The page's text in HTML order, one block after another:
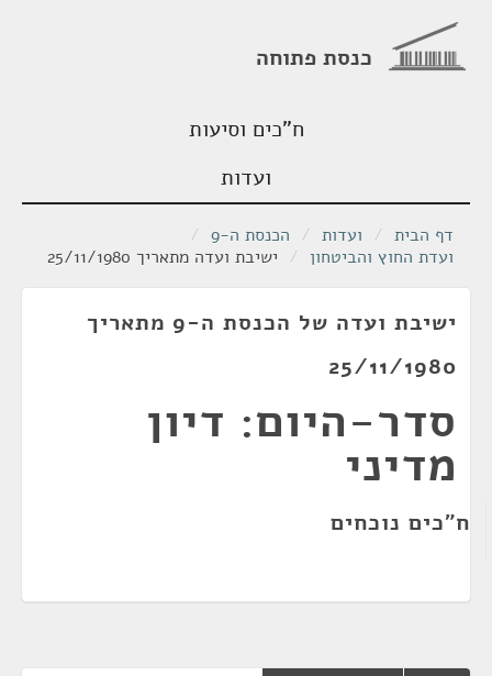
כנסת פתוחה
ח"כים וסיעות
ועדות
דף הבית / ועדות / הכנסת ה-9
/
ועדת החוץ והביטחון / ישיבת ועדה מתאריך 25/11/1980
ישיבת ועדה של הכנסת ה-9 מתאריך
25/11/1980
סדר-היום: דיון
מדיני
ח"כים נוכחים